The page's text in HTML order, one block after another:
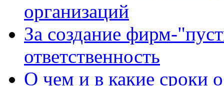
организаций
За создание фирм-
ответственность
О чем и в какие сроки